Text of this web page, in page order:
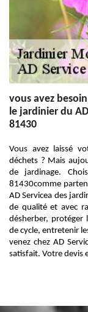
vous avez
le jardinier du
81430
Vous avez laissé
déchets ? Mais
de jardinage.
81430comme
AD Servicea des
de qualité et avec
désherber, protéger
de cycle, entretenir
venez chez AD
satisfait. Votre devis